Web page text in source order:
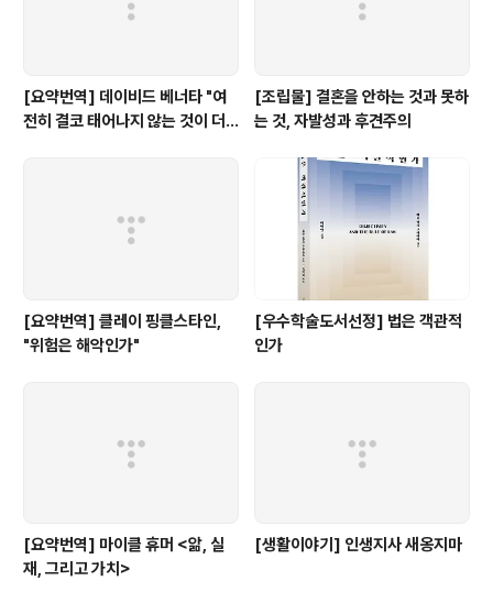
[요약번역] 데이비드 베너타 "여
전히 결코 태어나지 않는 것이 더
[조립물] 결혼을 안하는 것과 못하
는 것, 자발성과 후견주의
[요약번역] 클레이 핑클스타인,
"위험은 해악인가"
[우수학술도서선정] 법은 객관적
인가
[요약번역] 마이클 휴머 <앎, 실
재, 그리고 가치>
[생활이야기] 인생지사 새옹지마